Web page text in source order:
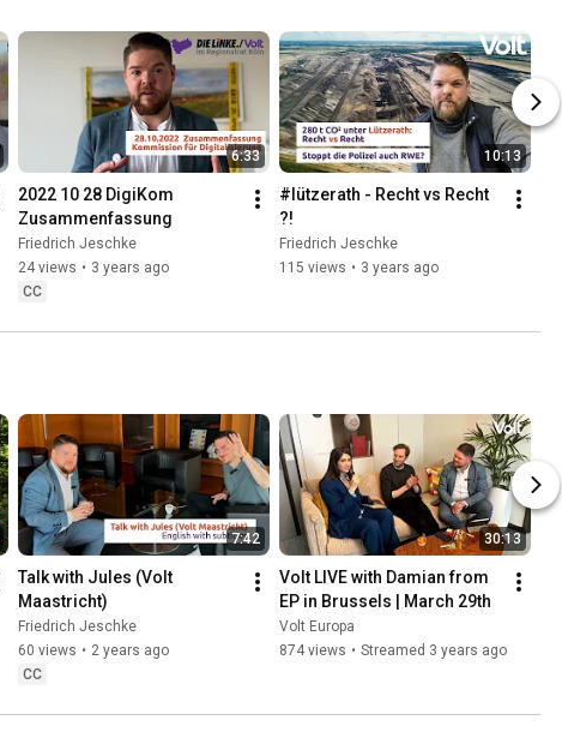
6:33
2022 10 28 DigiKom
Zusammenfassung
Friedrich Jeschke
24 views • 3 years ago
CC
10:13
#lützerath - Recht vs Recht
?!
Friedrich Jeschke
115 views • 3 years ago
7:42
Talk with Jules (Volt
Maastricht)
Friedrich Jeschke
60 views • 2 years ago
CC
30:13
Volt LIVE with Damian from
EP in Brussels | March 29th
Volt Europa
874 views • Streamed 3 years ago